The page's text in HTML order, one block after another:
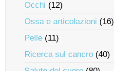
Occhi (12)
Ossa e articolazioni (16)
Pelle (11)
Ricerca sul cancro (40)